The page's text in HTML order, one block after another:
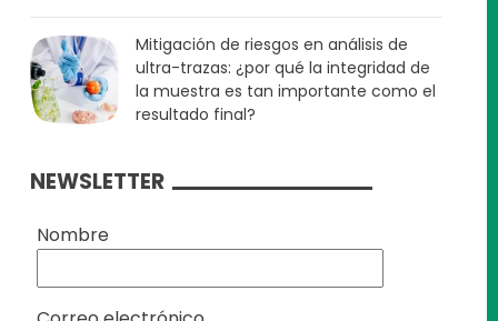
Mitigación de riesgos en análisis de
ultra-trazas: ¿por qué la integridad de
la muestra es tan importante como el
resultado final?
NEWSLETTER
Nombre